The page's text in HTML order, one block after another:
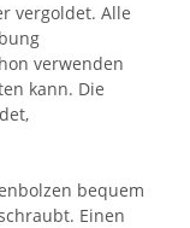
vergoldet. Alle
verwenden
kann. Die
bequem
Einen